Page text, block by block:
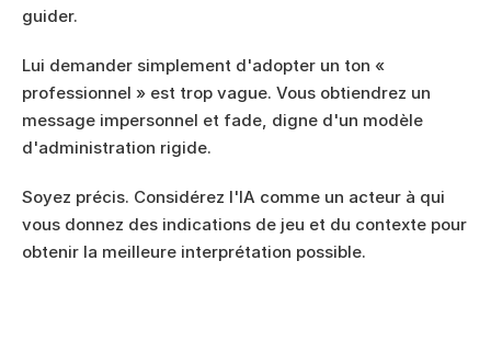
guider.
Lui demander simplement d'adopter un ton «
professionnel » est trop vague. Vous obtiendrez un
message impersonnel et fade, digne d'un modèle
d'administration rigide.
Soyez précis. Considérez l'IA comme un acteur à qui
vous donnez des indications de jeu et du contexte pour
obtenir la meilleure interprétation possible.